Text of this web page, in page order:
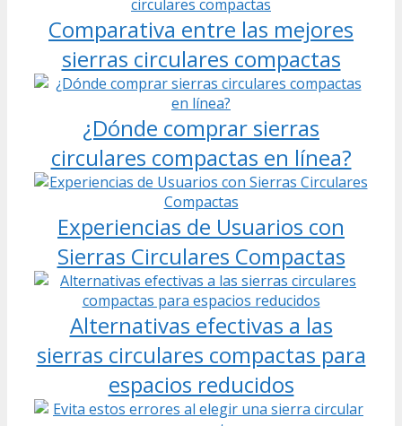
Comparativa entre las mejores
sierras circulares compactas
¿Dónde comprar sierras
circulares compactas en línea?
Experiencias de Usuarios con
Sierras Circulares Compactas
Alternativas efectivas a las
sierras circulares compactas para
espacios reducidos